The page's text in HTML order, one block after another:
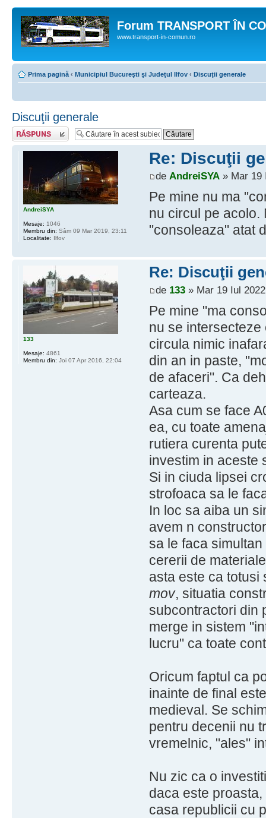
Forum TRANSPORT ÎN
www.transport-in-comun.ro
Prima pagină ‹ Municipiul Bucureşti şi Judeţul Ilfov ‹ Discuţii generale
Discuţii generale
Răspunde
Re: Discuţii
de AndreiSYA» Mar 19
Pe mine nu ma
nu circul pe acolo.
"consoleaza" atat
AndreiSYA
Mesaje: 1046
Membru din: Sâm 09 Mar 2019, 23:11
Localitate: Ilfov
Re: Discuţii
de 133» Mar 19 Iul
Pe mine "ma
nu se
circula nimic
din an in paste,
de afaceri". Ca
carteaza.
Asa cum se face
ea, cu toate
rutiera curenta
investim in aceste
Si in ciuda lipsei
strofoaca sa le
In loc sa aiba un
avem n
sa le faca
cererii de
asta este ca
mov, situatia
subcontractori din
merge in sistem
lucru" ca toate
Oricum faptul ca
inainte de final
medieval. Se
pentru decenii nu
vremelnic, "ales"
Nu zic ca o
daca este
casa republicii cu
133
Mesaje: 4861
Membru din: Joi 07 Apr 2016, 22:04